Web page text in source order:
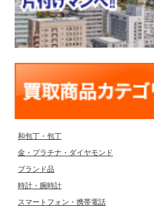
和包丁・包丁
金・プラチナ・ダイヤモンド
ブランド品
時計・腕時計
スマートフォン・携帯電話